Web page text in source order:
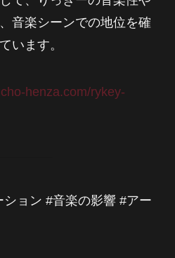
音楽シーンでの地位を確
います。
henza.com/rykey-
ョン #音楽の影響 #アー